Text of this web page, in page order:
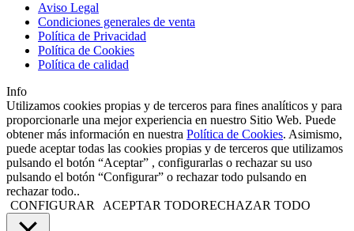
Aviso Legal
Condiciones generales de venta
Política de Privacidad
Política de Cookies
Política de calidad
Info
Utilizamos cookies propias y de terceros para fines analíticos y para
proporcionarle una mejor experiencia en nuestro Sitio Web. Puede
obtener más información en nuestra Política de Cookies. Asimismo,
puede aceptar todas las cookies propias y de terceros que utilizamos
pulsando el botón “Aceptar” , configurarlas o rechazar su uso
pulsando el botón “Configurar” o rechazar todo pulsando en
rechazar todo..
CONFIGURAR
ACEPTAR TODORECHAZAR TODO